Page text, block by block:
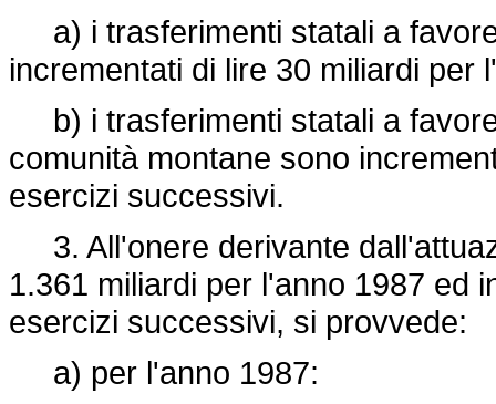
a) i trasferimenti statali a
incrementati di lire 30 miliardi
b) i trasferimenti statali a
comunità montane sono
esercizi successivi.
3. All'onere derivante
1.361 miliardi per l'anno 1987 ed
esercizi successivi, si provvede:
a) per l'anno 1987: